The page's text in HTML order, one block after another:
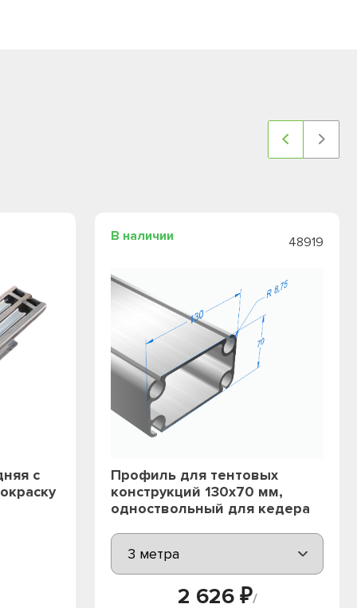
с
В наличии 48919
Профиль для тентовых
конструкций 130х70 мм,
одноствольный для кедера
2 626 ₽/